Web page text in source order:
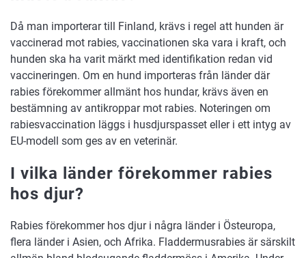
Då man importerar till Finland, krävs i regel att hunden är
vaccinerad mot rabies, vaccinationen ska vara i kraft, och
hunden ska ha varit märkt med identifikation redan vid
vaccineringen. Om en hund importeras från länder där
rabies förekommer allmänt hos hundar, krävs även en
bestämning av antikroppar mot rabies. Noteringen om
rabiesvaccination läggs i husdjurspasset eller i ett intyg av
EU-modell som ges av en veterinär.
I vilka länder förekommer rabies
hos djur?
Rabies förekommer hos djur i några länder i Östeuropa,
flera länder i Asien, och Afrika. Fladdermusrabies är särskilt